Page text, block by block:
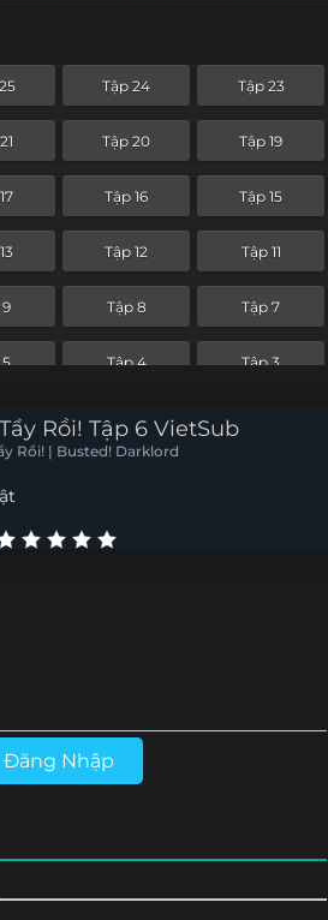
Tập 24 Tập 23
Tập 20 Tập 19
Tập 16 Tập 15
Tập 12 Tập 11
Tập 8 Tập 7
Tập 4 Tập 3
1 Rồi! Tập 6 VietSub
Rồi! | Busted! Darklord
Đăng Nhập